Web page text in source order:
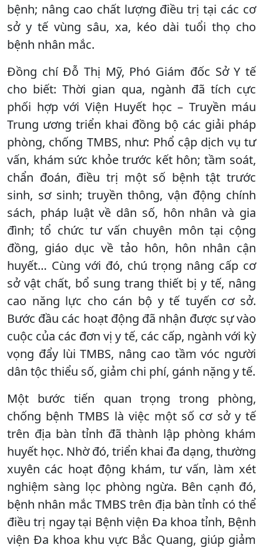
bệnh; nâng cao chất lượng điều trị tại các cơ
sở y tế vùng sâu, xa, kéo dài tuổi thọ cho
bệnh nhân mắc.
Đồng chí Đỗ Thị Mỹ, Phó Giám đốc Sở Y tế
cho biết: Thời gian qua, ngành đã tích cực
phối hợp với Viện Huyết học – Truyền máu
Trung ương triển khai đồng bộ các giải pháp
phòng, chống TMBS, như: Phổ cập dịch vụ tư
vấn, khám sức khỏe trước kết hôn; tầm soát,
chẩn đoán, điều trị một số bệnh tật trước
sinh, sơ sinh; truyền thông, vận động chính
sách, pháp luật về dân số, hôn nhân và gia
đình; tổ chức tư vấn chuyên môn tại cộng
đồng, giáo dục về tảo hôn, hôn nhân cận
huyết… Cùng với đó, chú trọng nâng cấp cơ
sở vật chất, bổ sung trang thiết bị y tế, nâng
cao năng lực cho cán bộ y tế tuyến cơ sở.
Bước đầu các hoạt động đã nhận được sự vào
cuộc của các đơn vị y tế, các cấp, ngành với kỳ
vọng đẩy lùi TMBS, nâng cao tầm vóc người
dân tộc thiểu số, giảm chi phí, gánh nặng y tế.
Một bước tiến quan trọng trong phòng,
chống bệnh TMBS là việc một số cơ sở y tế
trên địa bàn tỉnh đã thành lập phòng khám
huyết học. Nhờ đó, triển khai đa dạng, thường
xuyên các hoạt động khám, tư vấn, làm xét
nghiệm sàng lọc phòng ngừa. Bên cạnh đó,
bệnh nhân mắc TMBS trên địa bàn tỉnh có thể
điều trị ngay tại Bệnh viện Đa khoa tỉnh, Bệnh
viện Đa khoa khu vực Bắc Quang, giúp giảm